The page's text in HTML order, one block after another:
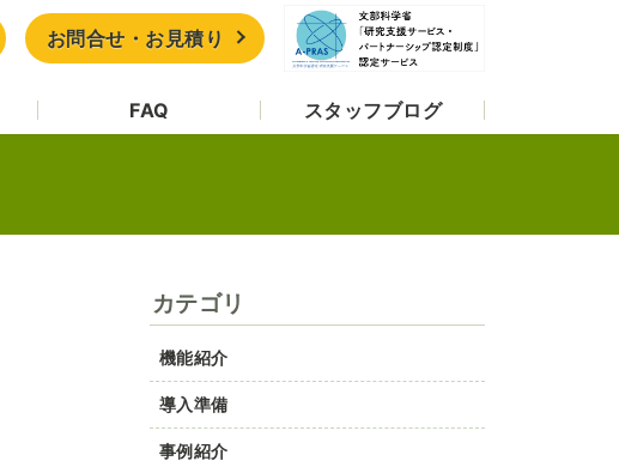
お問合せ・お見積り
FAQ スタッフブログ
カテゴリ
機能紹介
導入準備
事例紹介